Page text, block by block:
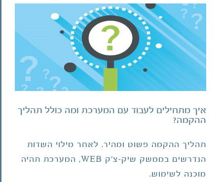
איך מתחילים לעבוד עם המערכת ומה כולל תהליך
ההקמה?
תהליך ההקמה פשוט ומהיר. לאחר מילוי השדות
הנדרשים בממשק שיק-צ'ק WEB, המערכת תהיה
מוכנה לשימוש.